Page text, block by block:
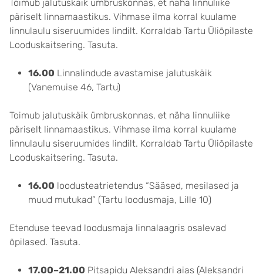
Toimub jalutuskäik ümbruskonnas, et näha linnuliike
päriselt linnamaastikus. Vihmase ilma korral kuulame
linnulaulu siseruumides lindilt. Korraldab Tartu Üliõpilaste
Looduskaitsering. Tasuta.
16.00 Linnalindude avastamise jalutuskäik
(Vanemuise 46, Tartu)
Toimub jalutuskäik ümbruskonnas, et näha linnuliike
päriselt linnamaastikus. Vihmase ilma korral kuulame
linnulaulu siseruumides lindilt. Korraldab Tartu Üliõpilaste
Looduskaitsering. Tasuta.
16.00 loodusteatrietendus “Sääsed, mesilased ja
muud mutukad” (Tartu loodusmaja, Lille 10)
Etenduse teevad loodusmaja linnalaagris osalevad
õpilased. Tasuta.
17.00–21.00 Pitsapidu Aleksandri aias (Aleksandri